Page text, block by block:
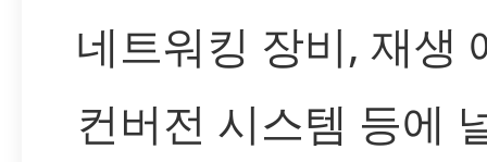
네트워킹 장비, 재생
컨버전 시스템 등에